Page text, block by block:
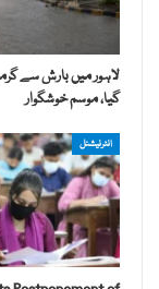
لاہور میں بارش سے
گیا، موسم خوشگوار
انٹرنیشنل